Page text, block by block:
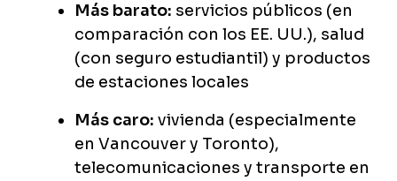
Más barato: servicios públicos (en
comparación con los EE. UU.), salud
(con seguro estudiantil) y productos
de estaciones locales
Más caro: vivienda (especialmente
en Vancouver y Toronto),
telecomunicaciones y transporte en